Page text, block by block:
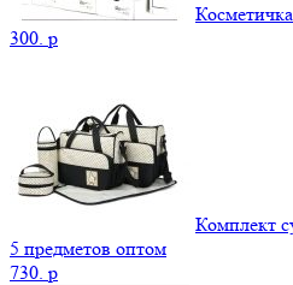
300. p
Комплект
5 предметов оптом
730. p